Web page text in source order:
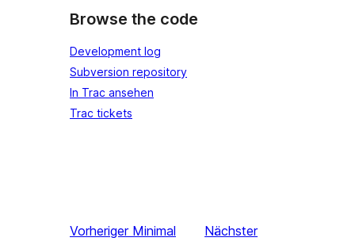
Browse the code
Development log
Subversion repository
In Trac ansehen
Trac tickets
Vorheriger Minimal
Nächster